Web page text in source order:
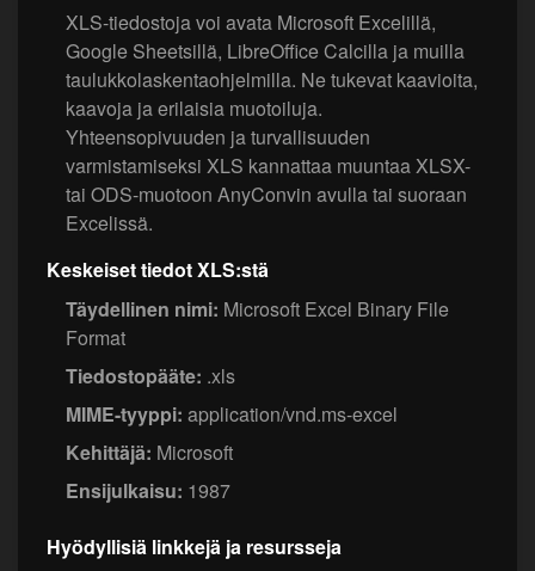
XLS-tiedostoja voi avata Microsoft Excelillä,
Google Sheetsillä, LibreOffice Calcilla ja muilla
taulukkolaskentaohjelmilla. Ne tukevat kaavioita,
kaavoja ja erilaisia muotoiluja.
Yhteensopivuuden ja turvallisuuden
varmistamiseksi XLS kannattaa muuntaa XLSX-
tai ODS-muotoon AnyConvin avulla tai suoraan
Excelissä.
Keskeiset tiedot XLS:stä
Täydellinen nimi: Microsoft Excel Binary File
Format
Tiedostopääte: .xls
MIME-tyyppi: application/vnd.ms-excel
Kehittäjä: Microsoft
Ensijulkaisu: 1987
Hyödyllisiä linkkejä ja resursseja